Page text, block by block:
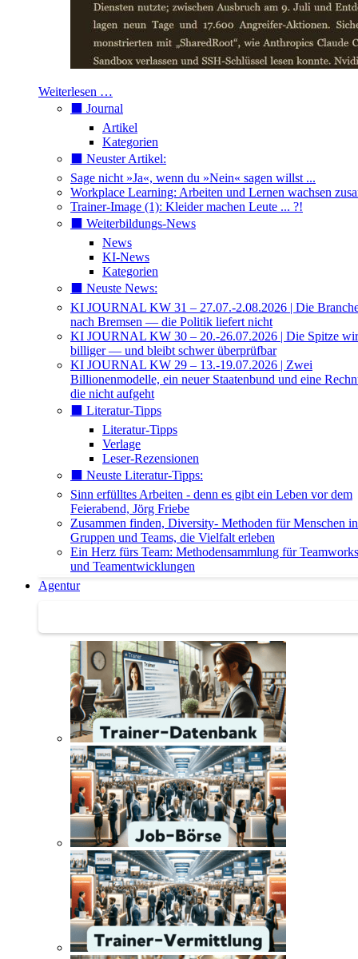
Weiterlesen …
⬛️ Journal
Artikel
Kategorien
⬛️ Neuster Artikel:
Sage nicht »Ja«, wenn du »Nein« sagen willst ...
Workplace Learning: Arbeiten und Lernen wachsen
Trainer-Image (1): Kleider machen Leute ... ?!
⬛️ Weiterbildungs-News
News
KI-News
Kategorien
⬛️ Neuste News:
KI JOURNAL KW 31 – 27.07.-2.08.2026 | Die
nach Bremsen — die Politik liefert nicht
KI JOURNAL KW 30 – 20.-26.07.2026 | Die Spitze
billiger — und bleibt schwer überprüfbar
KI JOURNAL KW 29 – 13.-19.07.2026 | Zwei
Billionenmodelle, ein neuer Staatenbund und eine
die nicht aufgeht
⬛️ Literatur-Tipps
Literatur-Tipps
Verlage
Leser-Rezensionen
⬛️ Neuste Literatur-Tipps:
Sinn erfülltes Arbeiten - denn es gibt ein Leben vor dem
Feierabend, Jörg Friebe
Zusammen finden, Diversity- Methoden für Menschen in
Gruppen und Teams, die Vielfalt erleben
Ein Herz fürs Team: Methodensammlung für
und Teamentwicklungen
Agentur